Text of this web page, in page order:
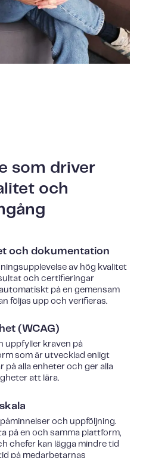
som driver
och
och dokumentation
av hög kvalitet
och certifieringar
på en gemensam
följas upp och verifieras.
(WCAG)
uppfyller kraven på
som är utvecklad enligt
på alla enheter och ger alla
att lära.
och uppföljning.
på en och samma plattform,
chefer kan lägga mindre tid
på medarbetarnas